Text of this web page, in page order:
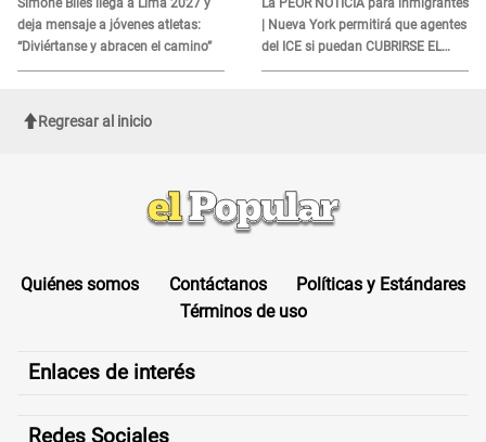
deja mensaje a jóvenes atletas:
“Diviértanse y abracen el camino”
| Nueva York permitirá que agentes
del ICE si puedan CUBRIRSE EL
ROSTRO
Regresar al inicio
Quiénes somos Contáctanos
Políticas y Estándares
Términos de uso
Enlaces de interés
Redes Sociales